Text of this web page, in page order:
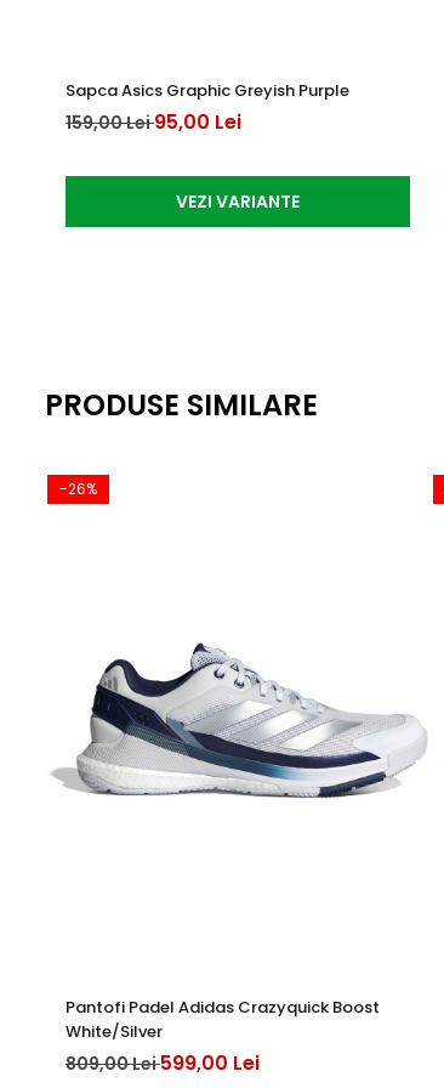
Sapca Asics Graphic Greyish Purple
159,00 Lei95,00 Lei
VEZI VARIANTE
PRODUSE SIMILARE
-26%
Pantofi Padel Adidas Crazyquick Boost
White/Silver
809,00 Lei599,00 Lei